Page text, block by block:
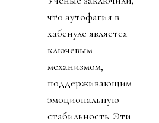
что аутофагия в
хабенуле является
ключевым
механизмом,
поддерживающим
эмоциональную
стабильность. Эти